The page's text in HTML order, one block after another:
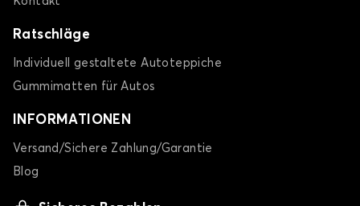
Ratschläge
Individuell gestaltete Autoteppiche
Gummimatten für Autos
INFORMATIONEN
Versand/Sichere Zahlung/Garantie
Blog